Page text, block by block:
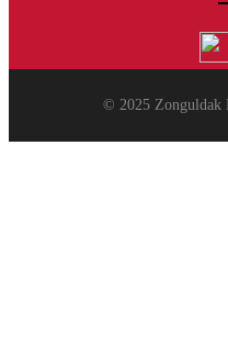
© 2025 Zonguldak